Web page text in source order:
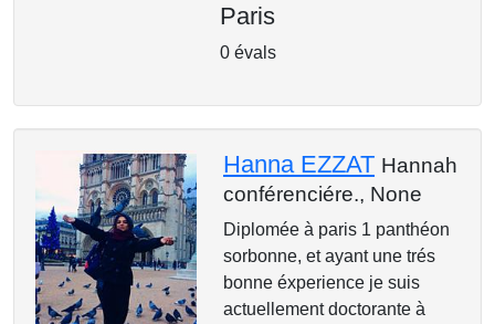
Paris
0 évals
Hanna EZZAT Hannah
conférenciére., None
Diplomée à paris 1 panthéon
sorbonne, et ayant une trés
bonne éxperience je suis
actuellement doctorante à